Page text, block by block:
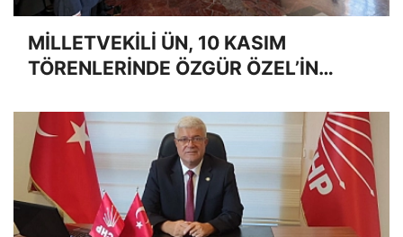
MİLLETVEKİLİ ÜN, 10 KASIM
TÖRENLERİNDE ÖZGÜR ÖZEL’İN